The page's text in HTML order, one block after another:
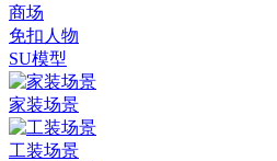
商场
免扣人物
SU模型
家装场景
工装场景